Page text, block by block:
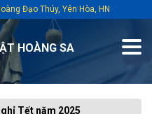
HOÀNG SA
Đạo Thúy, Yên Hòa, HN
Tết năm 2025